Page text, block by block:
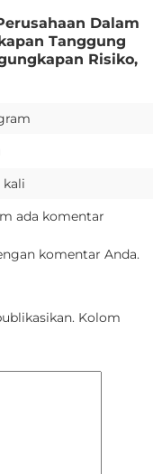
Dalam
Tanggung
Risiko,
kali
ada komentar
komentar Anda.
Kolom